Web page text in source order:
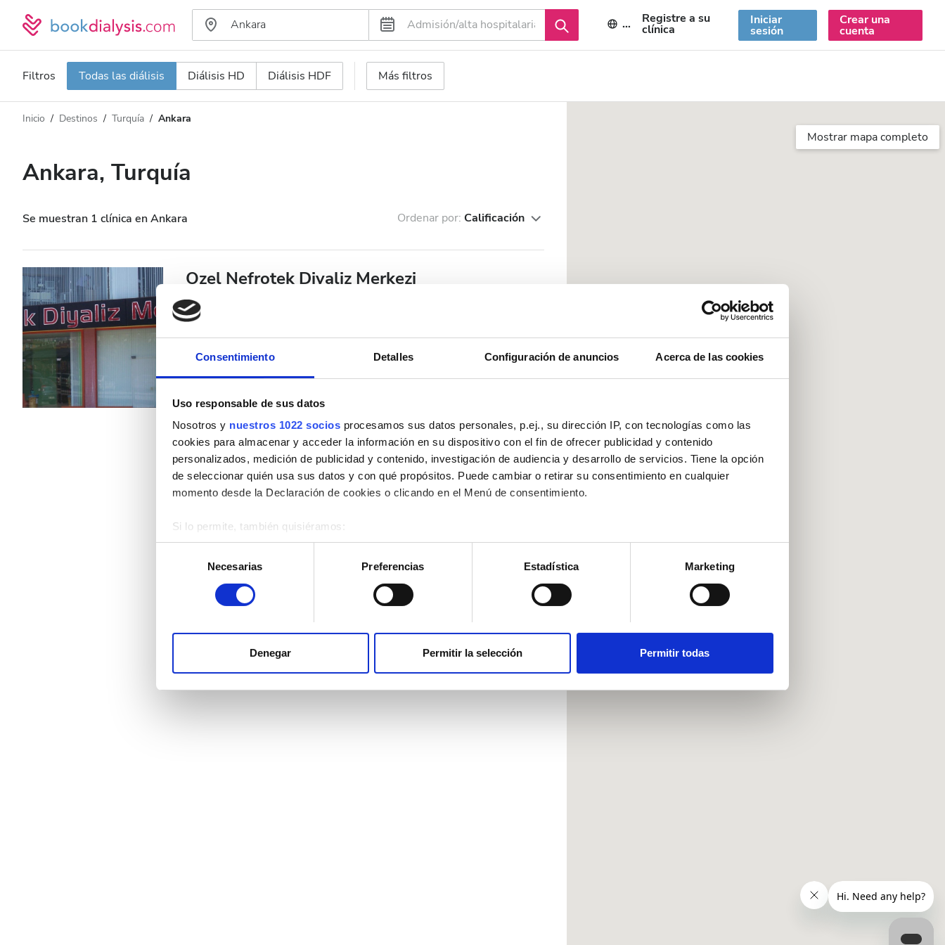
Consentimiento Detalles Configuración de anuncios Acerca de las cookies
Uso responsable de sus datos
Nosotros y nuestros 1022 socios procesamos sus datos personales, p.ej., su dirección IP, con tecnologías como las
cookies para almacenar y acceder la información en su dispositivo con el fin de ofrecer publicidad y contenido
personalizados, medición de publicidad y contenido, investigación de audiencia y desarrollo de servicios. Tiene la opción
de seleccionar quién usa sus datos y con qué propósitos. Puede cambiar o retirar su consentimiento en cualquier
momento desde la Declaración de cookies o clicando en el Menú de consentimiento.
Si lo permite, también quisiéramos:
Recopilar información sobre su ubicación geográfica que puede tener una precisión de varios metros
Identificar su dispositivo analizándolo activamente para buscar características específicas (huellas digitales)
Obtenga más información sobre cómo se procesan sus datos personales y establezca sus preferencias en lasección de
. Puede cambiar o retirar su consentimiento en cualquier momento en la Declaración de cookies.
Las cookies de este sitio web se usan para personalizar el contenido y los anuncios, ofrecer funciones de redes sociales
y analizar el tráfico. Además, compartimos información sobre el uso que haga del sitio web con nuestros partners de
consentimiento
Necesarias Preferencias Estadística Marketing
Denegar Permitir la selección Permitir todas
ES Registre a su
clínica
Iniciar
sesión
Crear una
cuenta
Filtros Todas las diálisis Diálisis HD Diálisis HDF Más filtros
Tipo de diálisis
Todas las diálisis
Diálisis HDF
Acepta
Pacientes con VIH
Pacientes con hepatitis B
Pacientes con hepatitis C
TSE
Distancia
Calificación
Precio
Inicio Destinos Turquía Ankara
Ankara, Turquía
Se muestran 1 clínica en Ankara Ordenar por:Calificación
Ozel Nefrotek Diyaliz Merkezi
Ankara, Turquía
Diálisis HD 190 €
Mostrar mapa completo